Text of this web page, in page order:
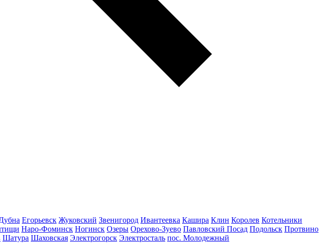
Егорьевск Жуковский Звенигород Ивантеевка Кашира Клин Королев Котельники
Наро-Фоминск Ногинск Озеры Орехово-Зуево Павловский Посад Подольск Протвино
Шатура Шаховская Электрогорск Электросталь пос. Молодежный